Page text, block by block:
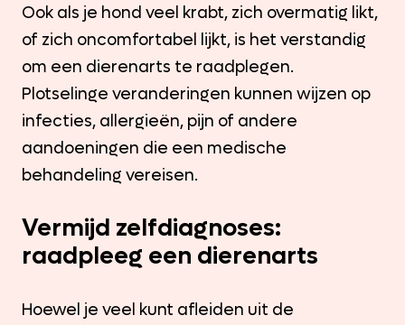
Ook als je hond veel krabt, zich overmatig likt,
of zich oncomfortabel lijkt, is het verstandig
om een dierenarts te raadplegen.
Plotselinge veranderingen kunnen wijzen op
infecties, allergieën, pijn of andere
aandoeningen die een medische
behandeling vereisen.
Vermijd zelfdiagnoses:
raadpleeg een dierenarts
Hoewel je veel kunt afleiden uit de